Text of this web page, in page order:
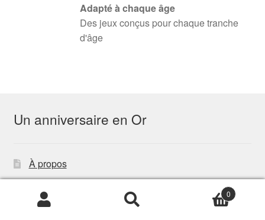
Adapté à chaque âge
Des jeux conçus pour chaque tranche
d'âge
Un anniversaire en Or
À propos
Tester nos jeux
Recherche
0